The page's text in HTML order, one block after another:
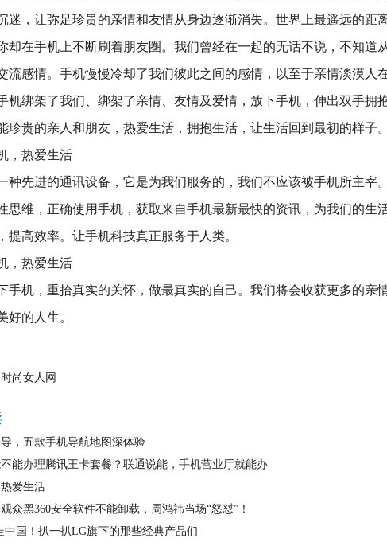
迷，让弥足珍贵的亲情和友情从身边逐渐消失。世界上最遥远的距
却在手机上不断刷着朋友圈。我们曾经在一起的无话不说，不知道
流感情。手机慢慢冷却了我们彼此之间的感情，以至于亲情淡漠人
机绑架了我们、绑架了亲情、友情及爱情，放下手机，伸出双手拥
珍贵的亲人和朋友，热爱生活，拥抱生活，让生活回到最初的样子。
种先进的通讯设备，它是为我们服务的，我们不应该被手机所主宰
思维，正确使用手机，获取来自手机最新最快的资讯，为我们的生
提高效率。让手机科技真正服务于人类。
手机，重拾真实的关怀，做最真实的自己。我们将会收获更多的亲
好的人生。
时尚女人网
，五款手机导航地图深体验
能办理腾讯王卡套餐？联通说能，手机营业厅就能办
爱生活
众黑360安全软件不能卸载，周鸿祎当场“怒怼”！
中国！扒一扒LG旗下的那些经典产品们